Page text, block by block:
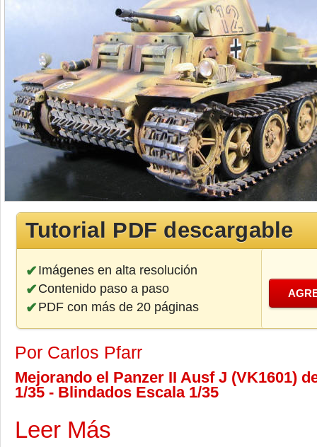
Tutorial PDF descargable
Imágenes en alta resolución
Contenido paso a paso
PDF con más de 20 páginas
Por Carlos Pfarr
Mejorando el Panzer II Ausf J (VK1601)
1/35 - Blindados Escala 1/35
Leer Más